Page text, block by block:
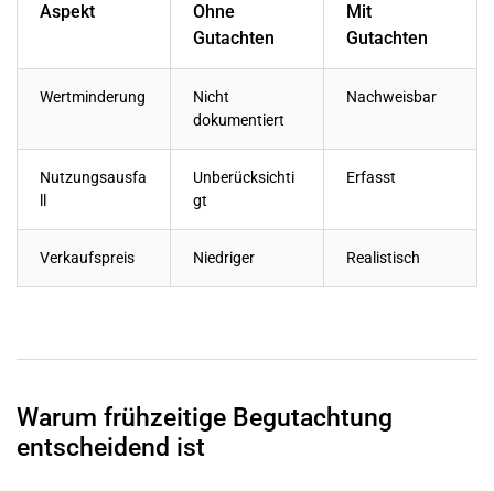
Aspekt
Ohne
Gutachten
Mit
Gutachten
Wertminderung
Nicht
dokumentiert
Nachweisbar
Nutzungsausfa
Unberücksichti
gt
Erfasst
Verkaufspreis Niedriger Realistisch
Warum frühzeitige Begutachtung
entscheidend ist